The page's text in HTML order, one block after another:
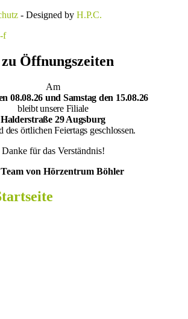
- Designed by H.P.C.
f
Öffnungszeiten
Am
08.08.26 und Samstag den 15.08.26
bleibt unsere Filiale
Halderstraße 29 Augsburg
des örtlichen Feiertags geschlossen.
Danke für das Verständnis!
von Hörzentrum Böhler